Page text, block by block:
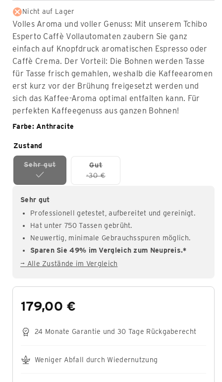
Nicht auf Lager
Volles Aroma und voller Genuss: Mit unserem Tchibo
Esperto Caffè Vollautomaten zaubern Sie ganz
einfach auf Knopfdruck aromatischen Espresso oder
Caffè Crema. Der Vorteil: Die Bohnen werden Tasse
für Tasse frisch gemahlen, weshalb die Kaffeearomen
erst kurz vor der Brühung freigesetzt werden und
sich das Kaffee-Aroma optimal entfalten kann. Für
perfekten Kaffeegenuss aus ganzen Bohnen!
Farbe: Anthracite
Zustand
Sehr gut
Gut
-30 €
Sehr gut
Professionell getestet, aufbereitet und gereinigt.
Hat unter 750 Tassen gebrüht.
Neuwertig, minimale Gebrauchsspuren möglich.
Sparen Sie 49% im Vergleich zum Neupreis.*
→ Alle Zustände im Vergleich
179,00 €
24 Monate Garantie und 30 Tage Rückgaberecht
Weniger Abfall durch Wiedernutzung